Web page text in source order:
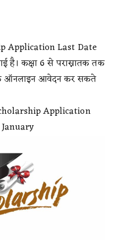
Application Last Date
है। कक्षा 6 से परास्नातक तक
ऑनलाइन आवेदन कर सकते
Application